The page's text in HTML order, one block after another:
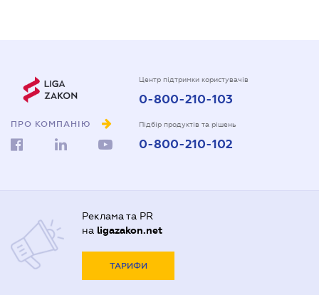
ПРО КОМПАНІЮ
Центр підтримки користувачів
0-800-210-103
Підбір продуктів та рішень
0-800-210-102
Реклама та PR
на ligazakon.net
ТАРИФИ